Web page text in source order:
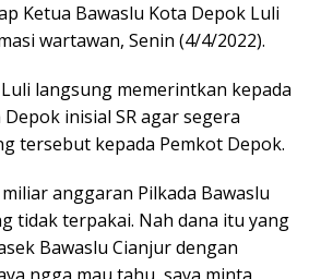
Ketua Bawaslu Kota Depok Luli
wartawan, Senin (4/4/2022).
langsung memerintkan kepada
inisial SR agar segera
tersebut kepada Pemkot Depok.
anggaran Pilkada Bawaslu
tidak terpakai. Nah dana itu yang
Bawaslu Cianjur dengan